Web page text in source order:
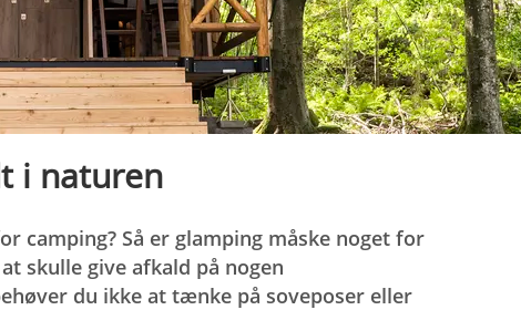
i naturen
camping? Så er glamping måske noget for
skulle give afkald på nogen
du ikke at tænke på soveposer eller